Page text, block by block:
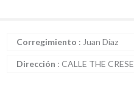
Corregimiento : Juan Díaz
Dirección : CALLE THE